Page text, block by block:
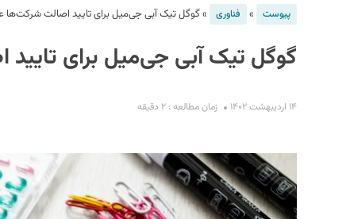
پیوست » فناوری »گوگل تیک آبی جی‌میل برای تایید اصالت شرکت‌ها
گوگل تیک آبی جی‌میل برای
۱۴ اردیبهشت ۱۴۰۲ زمان مطالعه : ۲ دقیقه